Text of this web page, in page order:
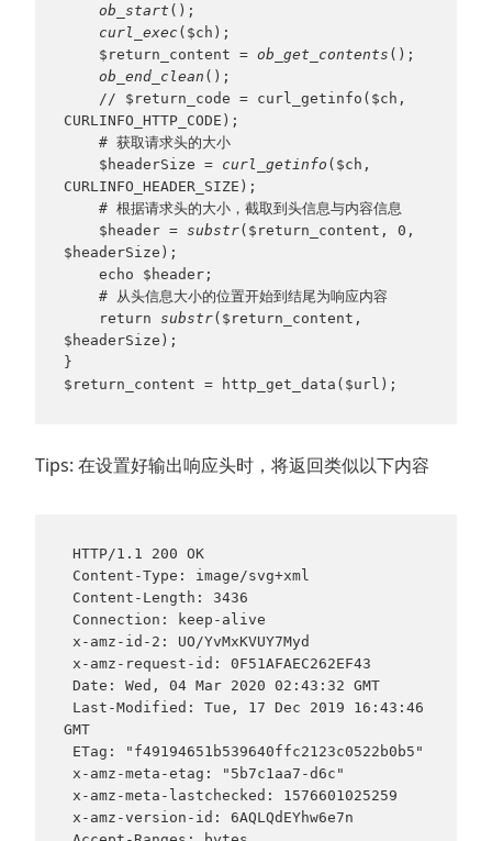
ob_start ();
curl_exec ($ch);
    $return_content =
ob_get_contents ();
ob_end_clean ();
CURLINFO_HTTP_CODE);
    # 获取请求头的大小
    $headerSize =
curl_getinfo ($ch,
CURLINFO_HEADER_SIZE);
    # 根据请求头的大小，截取到头信息与内容信息
    $header =
substr($return_content, 0,
$headerSize);
    echo $header;
    # 从头信息大小的位置开始到结尾为响应内容
    return
substr($return_content,
$headerSize);
}
$return_content = http_get_data($url);
Tips: 在设置好输出响应头时，将返回类似以下内容
HTTP/1.1 200 OK
Content-Type: image/svg+xml
Content-Length: 3436
Connection: keep-alive
x-amz-id-2: UO/YvMxKVUY7Myd
x-amz-request-id: 0F51AFAEC262EF43
Date: Wed, 04 Mar 2020 02:43:32 GMT
GMT
ETag: "f49194651b539640ffc2123c0522b0b5"
x-amz-meta-etag: "5b7c1aa7-d6c"
x-amz-meta-lastchecked: 1576601025259
x-amz-version-id: 6AQLQdEYhw6e7n